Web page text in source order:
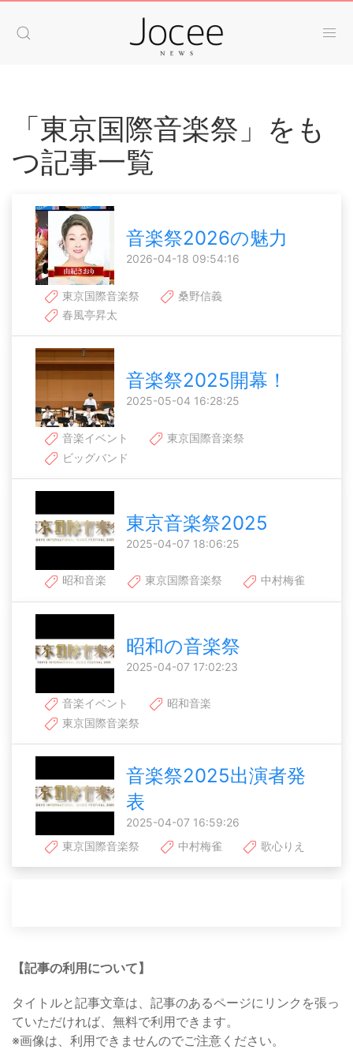
「東京国際音楽祭」をも
つ記事一覧
音楽祭2026の魅力
2026-04-18 09:54:16
東京国際音楽祭
桑野信義
春風亭昇太
音楽祭2025開幕！
2025-05-04 16:28:25
音楽イベント
東京国際音楽祭
ビッグバンド
東京音楽祭2025
2025-04-07 18:06:25
昭和音楽 東京国際音楽祭 中村梅雀
昭和の音楽祭
2025-04-07 17:02:23
音楽イベント
昭和音楽
東京国際音楽祭
音楽祭2025出演者発
表
2025-04-07 16:59:26
東京国際音楽祭
中村梅雀 歌心りえ
【記事の利用について】
タイトルと記事文章は、記事のあるページにリンクを張っ
ていただければ、無料で利用できます。
※画像は、利用できませんのでご注意ください。